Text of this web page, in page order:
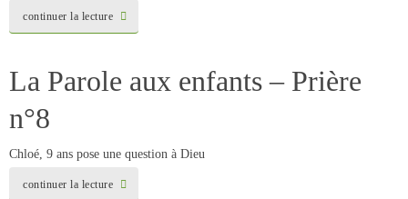
continuer la lecture
La Parole aux enfants – Prière
n°8
Chloé, 9 ans pose une question à Dieu
continuer la lecture